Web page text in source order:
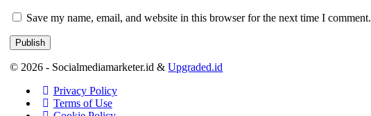
Save my name, email, and website in this browser for the next time I comment.
© 2026 - Socialmediamarketer.id &Upgraded.id
Privacy Policy
Terms of Use